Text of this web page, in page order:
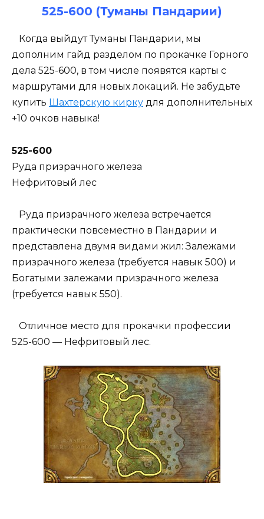
525-600 (Туманы Пандарии)
Когда выйдут Туманы Пандарии, мы
дополним гайд разделом по прокачке Горного
дела 525-600, в том числе появятся карты с
маршрутами для новых локаций. Не забудьте
купить Шахтерскую кирку для дополнительных
+10 очков навыка!
525-600
Руда призрачного железа
Нефритовый лес
Руда призрачного железа встречается
практически повсеместно в Пандарии и
представлена двумя видами жил: Залежами
призрачного железа (требуется навык 500) и
Богатыми залежами призрачного железа
(требуется навык 550).
Отличное место для прокачки профессии
525-600 — Нефритовый лес.